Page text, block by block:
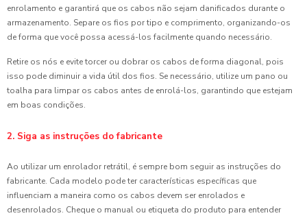
enrolamento e garantirá que os cabos não sejam danificados durante o
armazenamento. Separe os fios por tipo e comprimento, organizando-os
de forma que você possa acessá-los facilmente quando necessário.
Retire os nós e evite torcer ou dobrar os cabos de forma diagonal, pois
isso pode diminuir a vida útil dos fios. Se necessário, utilize um pano ou
toalha para limpar os cabos antes de enrolá-los, garantindo que estejam
em boas condições.
2. Siga as instruções do fabricante
Ao utilizar um enrolador retrátil, é sempre bom seguir as instruções do
fabricante. Cada modelo pode ter características específicas que
influenciam a maneira como os cabos devem ser enrolados e
desenrolados. Cheque o manual ou etiqueta do produto para entender